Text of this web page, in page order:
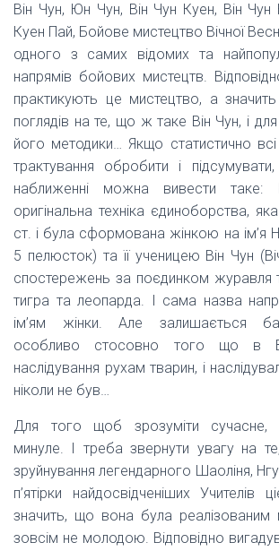
Він Чун, Юн Чун, Він Чун Куен, Він Чун
Куен Пай, Бойове мистецтво Вічної
одного з самих відомих та
напрямів бойових мистецтв.
практикують це мистецтво, а значить
поглядів на те, що ж таке Він Чун, і
його методики… Якщо статистично
трактування обробити і
наближенні можна вивести
оригінальна техніка єдиноборства,
ст. і була сформована жінкою на ім’я
5 пелюсток) та її ученицею Він Чун
спостережень за поєдинком журавля
тигра та леопарда. І сама назва
ім’ям жінки. Але залишається
особливо стосовно того що в
наслідування рухам тварин, і
ніколи не був…
Для того щоб зрозуміти сучасне,
минуле. І треба звернути увагу на
зруйнування легендарного Шаоліня,
п’ятірки найдосвідченіших Учителів
значить, що вона була
зовсім не молодою. Відповідно